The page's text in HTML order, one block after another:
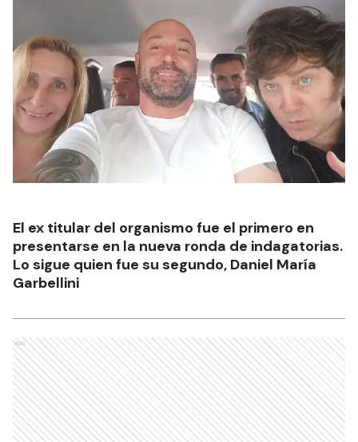
El ex titular del organismo fue el primero en
presentarse en la nueva ronda de indagatorias.
Lo sigue quien fue su segundo, Daniel María
Garbellini
Ads